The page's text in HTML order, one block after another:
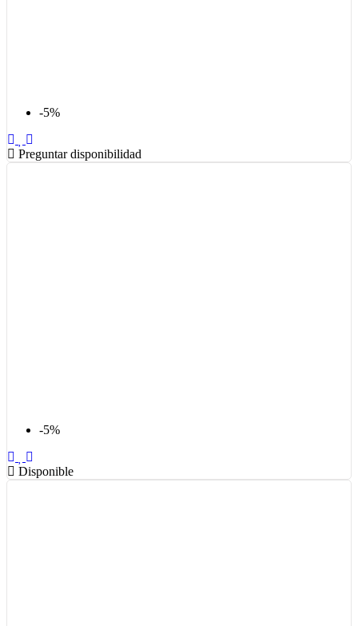
-5%
Preguntar disponibilidad
-5%
Disponible